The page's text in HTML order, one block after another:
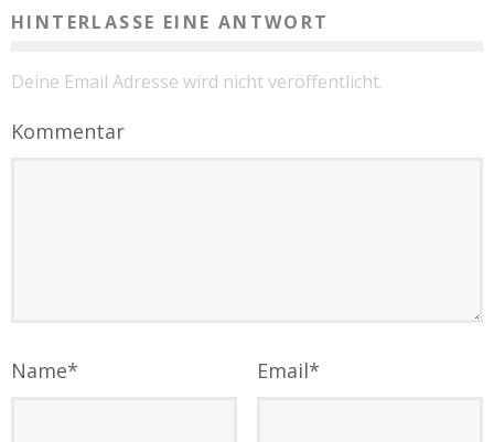
HINTERLASSE EINE ANTWORT
Deine Email Adresse wird nicht veröffentlicht.
Kommentar
Name* Email*